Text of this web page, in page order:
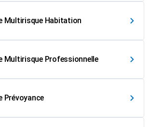
Multirisque Habitation
Multirisque Professionnelle
Prévoyance